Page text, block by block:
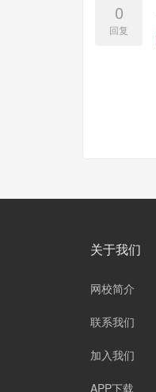
0
回复
关于我们
网校简介
联系我们
加入我们
APP下载